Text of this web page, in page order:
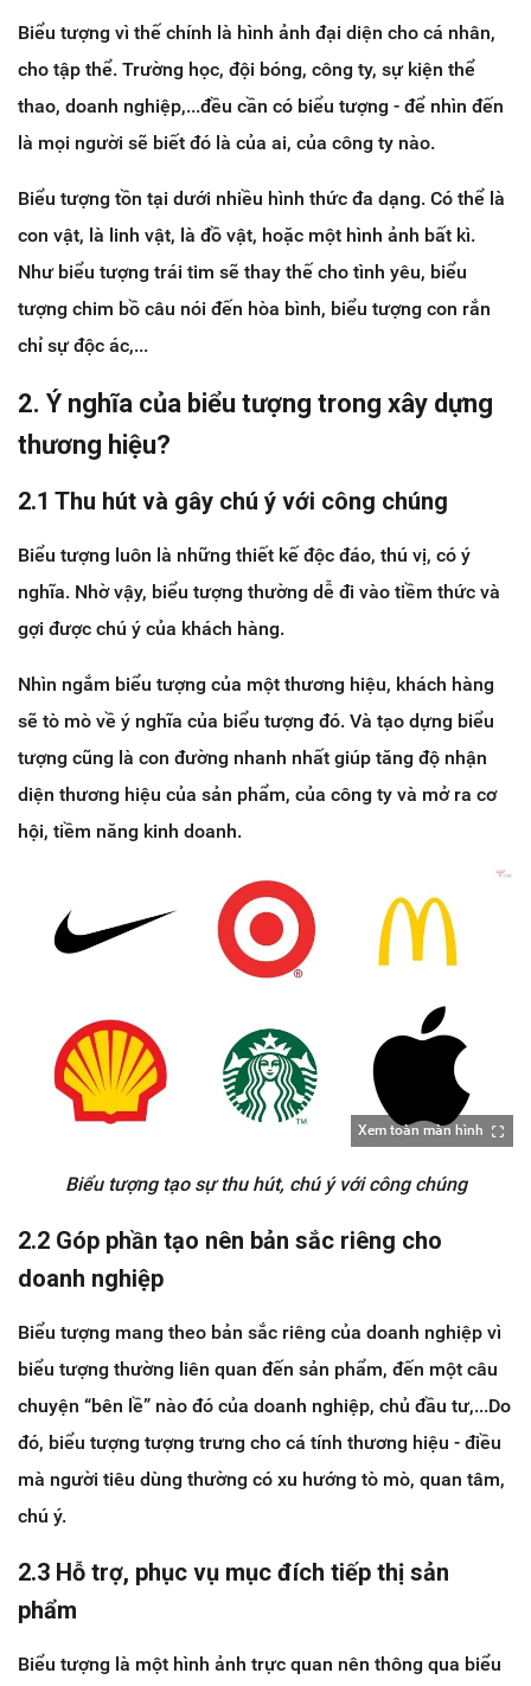
Biểu tượng vì thế chính là hình ảnh đại diện cho cá nhân,
cho tập thể. Trường học, đội bóng, công ty, sự kiện thể
thao, doanh nghiệp,...đều cần có biểu tượng - để nhìn đến
là mọi người sẽ biết đó là của ai, của công ty nào.
Biểu tượng tồn tại dưới nhiều hình thức đa dạng. Có thể là
con vật, là linh vật, là đồ vật, hoặc một hình ảnh bất kì.
Như biểu tượng trái tim sẽ thay thế cho tình yêu, biểu
tượng chim bồ câu nói đến hòa bình, biểu tượng con rắn
chỉ sự độc ác,...
2. Ý nghĩa của biểu tượng trong xây dựng
thương hiệu?
2.1 Thu hút và gây chú ý với công chúng
Biểu tượng luôn là những thiết kế độc đáo, thú vị, có ý
nghĩa. Nhờ vậy, biểu tượng thường dễ đi vào tiềm thức và
gợi được chú ý của khách hàng.
Nhìn ngắm biểu tượng của một thương hiệu, khách hàng
sẽ tò mò về ý nghĩa của biểu tượng đó. Và tạo dựng biểu
tượng cũng là con đường nhanh nhất giúp tăng độ nhận
diện thương hiệu của sản phẩm, của công ty và mở ra cơ
hội, tiềm năng kinh doanh.
Xem toàn màn hình
Biểu tượng tạo sự thu hút, chú ý với công chúng
2.2 Góp phần tạo nên bản sắc riêng cho
doanh nghiệp
Biểu tượng mang theo bản sắc riêng của doanh nghiệp vì
biểu tượng thường liên quan đến sản phẩm, đến một câu
chuyện “bên lề” nào đó của doanh nghiệp, chủ đầu tư,...Do
đó, biểu tượng tượng trưng cho cá tính thương hiệu - điều
mà người tiêu dùng thường có xu hướng tò mò, quan tâm,
chú ý.
2.3 Hỗ trợ, phục vụ mục đích tiếp thị sản
phẩm
Biểu tượng là một hình ảnh trực quan nên thông qua biểu